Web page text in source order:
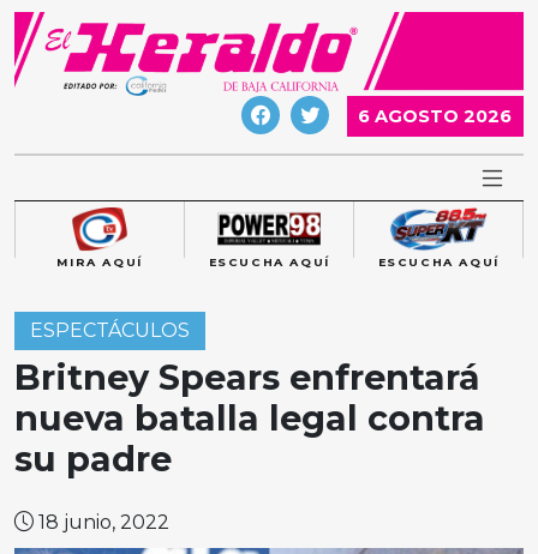
Skip
content
6 AGOSTO 2026
MIRA AQUÍ ESCUCHA AQUÍ ESCUCHA AQUÍ
ESPECTÁCULOS
Britney Spears enfrentará
nueva batalla legal contra
su padre
18 junio, 2022